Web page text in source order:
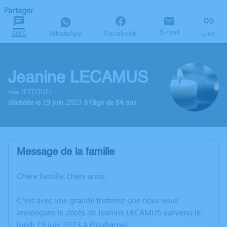
Partager
SMS WhatsApp Facebook E-mail Lien
Jeanine LECAMUS
née JEZEQUEL
décédée le 19 juin 2023 à l'âge de 84 ans
Message de la famille
Chère famille, chers amis,
C’est avec une grande tristesse que nous vous
annonçons le décès de Jeanine LECAMUS survenu le
lundi 19 juin 2023 à Plouharnel.